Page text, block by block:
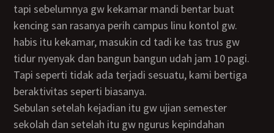
tapi sebelumnya gw kekamar mandi bentar buat
kencing san rasanya perih campus linu kontol gw.
habis itu kekamar, masukin cd tadi ke tas trus gw
tidur nyenyak dan bangun bangun udah jam 10 pagi.
Tapi seperti tidak ada terjadi sesuatu, kami bertiga
beraktivitas seperti biasanya.
Sebulan setelah kejadian itu gw ujian semester
sekolah dan setelah itu gw ngurus kepindahan